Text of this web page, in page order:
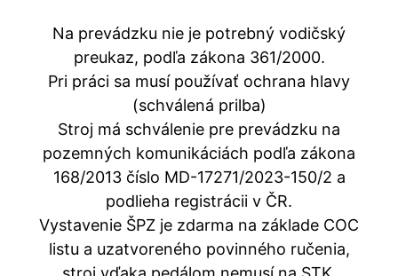
Na prevádzku nie je potrebný vodičský
preukaz, podľa zákona 361/2000.
Pri práci sa musí používať ochrana hlavy
(schválená prilba)
Stroj má schválenie pre prevádzku na
pozemných komunikáciách podľa zákona
168/2013 číslo MD-17271/2023-150/2 a
podlieha registrácii v ČR.
Vystavenie ŠPZ je zdarma na základe COC
listu a uzatvoreného povinného ručenia,